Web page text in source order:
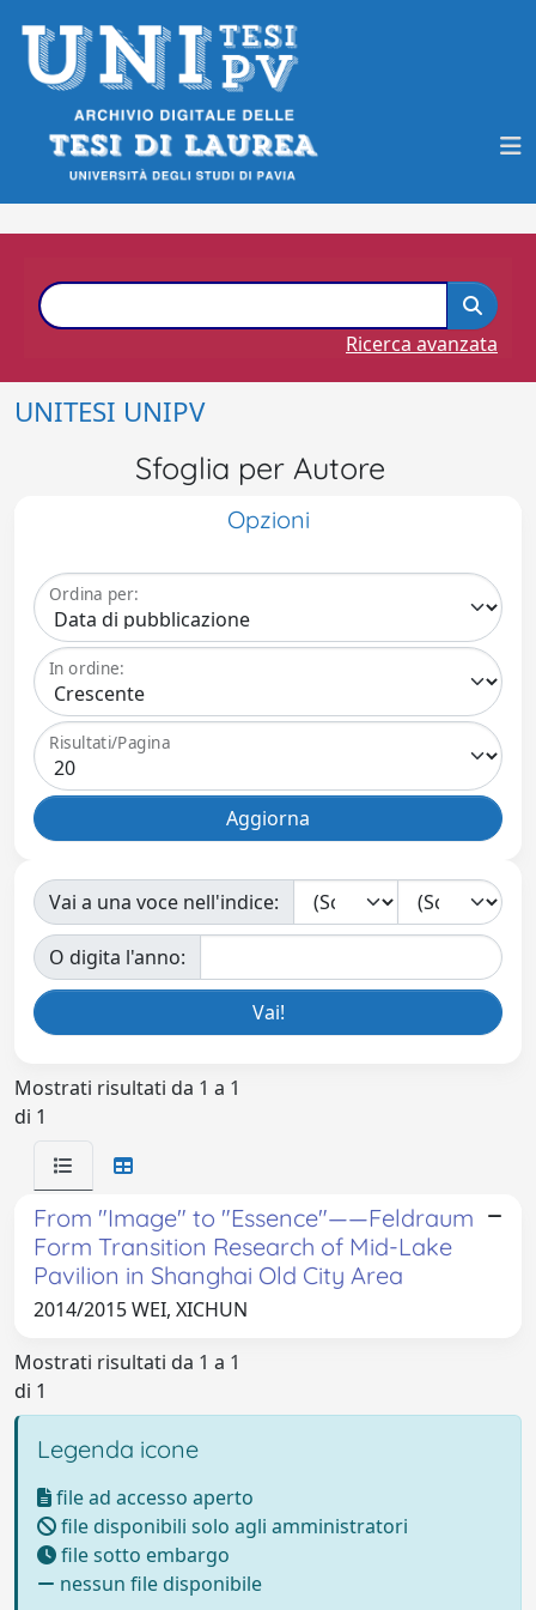
Ricerca avanzata
UNITESI UNIPV
Sfoglia per Autore
Opzioni
Ordina per:
In ordine:
Risultati/Pagina
Vai a una voce nell'indice:
O digita l'anno:
Mostrati risultati da 1 a 1
di 1
From "Image" to "Essence"——Feldraum
Form Transition Research of Mid-Lake
Pavilion in Shanghai Old City Area
2014/2015 WEI, XICHUN
Mostrati risultati da 1 a 1
di 1
Legenda icone
file ad accesso aperto
file disponibili solo agli amministratori
file sotto embargo
nessun file disponibile